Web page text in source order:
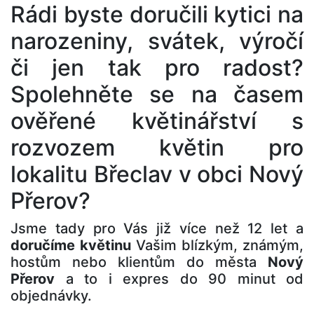
Rádi byste doručili kytici na
narozeniny, svátek, výročí
či jen tak pro radost?
Spolehněte se na časem
ověřené květinářství s
rozvozem květin pro
lokalitu Břeclav v obci Nový
Přerov?
Jsme tady pro Vás již více než 12 let a
doručíme květinu Vašim blízkým, známým,
hostům nebo klientům do města Nový
Přerov a to i expres do 90 minut od
objednávky.